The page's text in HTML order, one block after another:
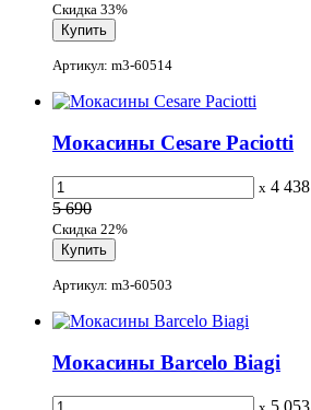
Скидка 33%
Артикул: m3-60514
Мокасины Cesare Paciotti
x 4 438
5 690
Скидка 22%
Артикул: m3-60503
Мокасины Barcelo Biagi
5 053